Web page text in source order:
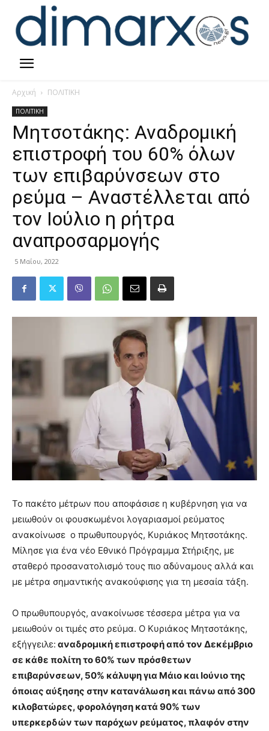
Αρχική ΠΟΛΙΤΙΚΗ
ΠΟΛΙΤΙΚΗ
Μητσοτάκης: Αναδρομική
επιστροφή του 60% όλων
των επιβαρύνσεων στο
ρεύμα – Αναστέλλεται από
τον Ιούλιο η ρήτρα
αναπροσαρμογής
5 Μαΐου, 2022
Το πακέτο μέτρων που αποφάσισε η κυβέρνηση για να
μειωθούν οι φουσκωμένοι λογαριασμοί ρεύματος
ανακοίνωσε ο πρωθυπουργός, Κυριάκος Μητσοτάκης.
Μίλησε για ένα νέο Εθνικό Πρόγραμμα Στήριξης, με
σταθερό προσανατολισμό τους πιο αδύναμους αλλά και
με μέτρα σημαντικής ανακούφισης για τη μεσαία τάξη.
Ο πρωθυπουργός, ανακοίνωσε τέσσερα μέτρα για να
μειωθούν οι τιμές στο ρεύμα. Ο Κυριάκος Μητσοτάκης,
εξήγγειλε: αναδρομική επιστροφή από τον Δεκέμβριο
σε κάθε πολίτη το 60% των πρόσθετων
επιβαρύνσεων, 50% κάλυψη για Μάιο και Ιούνιο της
όποιας αύξησης στην κατανάλωση και πάνω από 300
κιλοβατώρες, φορολόγηση κατά 90% των
υπερκερδών των παρόχων ρεύματος, πλαφόν στην